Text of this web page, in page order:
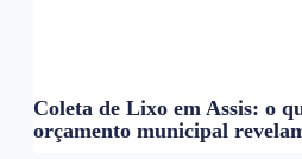
Coleta de Lixo em Assis: o
orçamento municipal